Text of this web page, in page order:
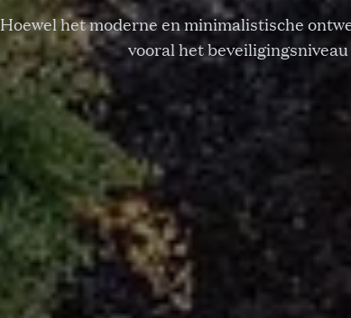
Hoewel het moderne en minimalistische
vooral het